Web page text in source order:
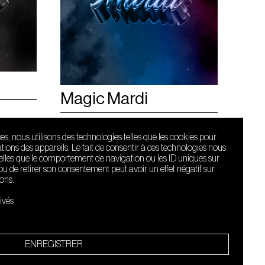
Magic Mardi
Hyas
Quartier culturel et créatif
Conditions générales d'utilisation
nous utilisons des technologies telles que les cookies pour
des appareils. Le fait de consentir à ces technologies nous
que le comportement de navigation ou les ID uniques sur
de retirer son consentement peut avoir un effet négatif sur
ENREGISTRER